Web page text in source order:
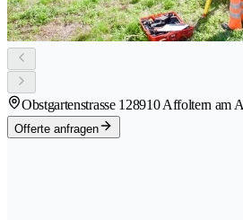
Obstgartenstrasse 128910 Affoltern am
Offerte anfragen